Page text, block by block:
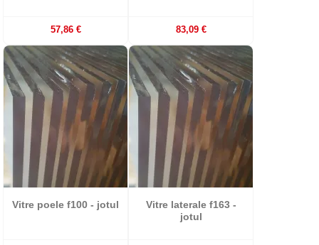
57,86 € 83,09 €
Vitre poele f100 - jotul
Vitre laterale f163 -
jotul